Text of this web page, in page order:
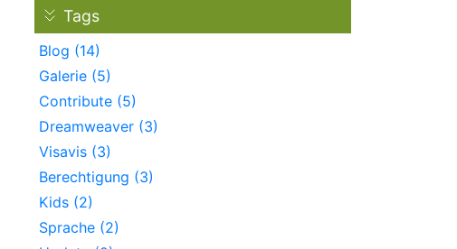
Tags
Blog (14)
Galerie (5)
Contribute (5)
Dreamweaver (3)
Visavis (3)
Berechtigung (3)
Kids (2)
Sprache (2)